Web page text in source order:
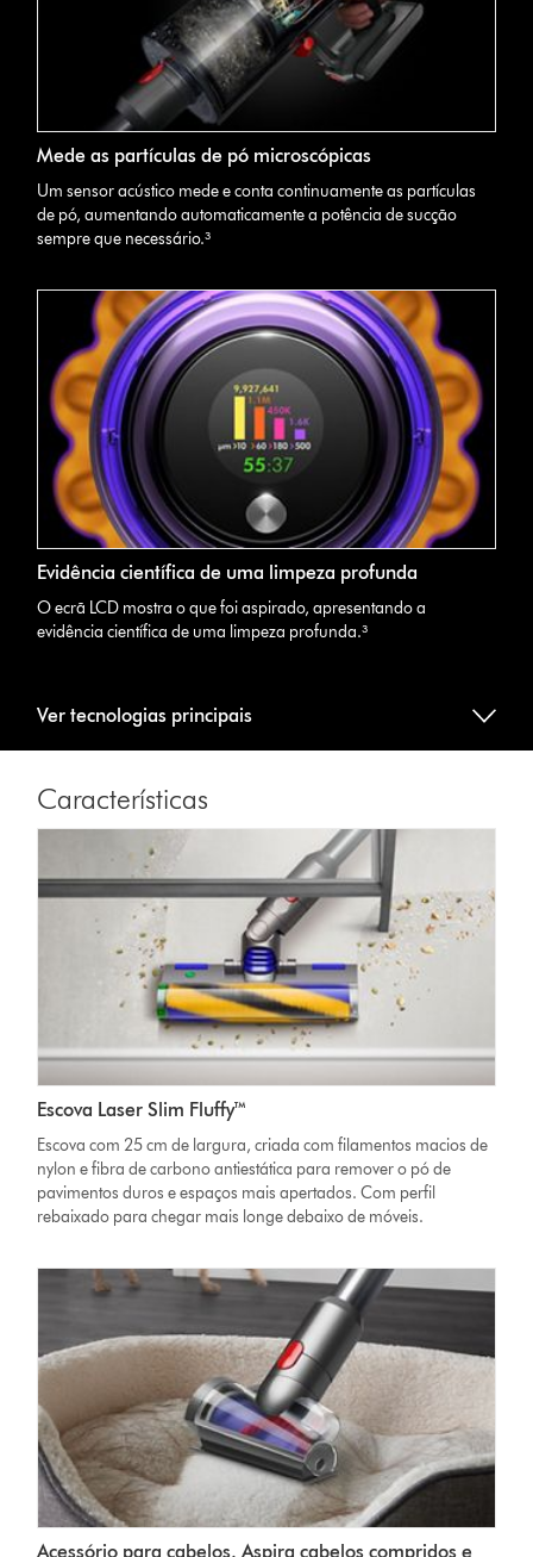
Mede as partículas de pó microscópicas
Um sensor acústico mede e conta continuamente as partículas
de pó, aumentando automaticamente a potência de sucção
sempre que necessário.³
Evidência científica de uma limpeza profunda
O ecrã LCD mostra o que foi aspirado, apresentando a
evidência científica de uma limpeza profunda.³
Ver tecnologias principais
Características
Escova Laser Slim Fluffy™
Escova com 25 cm de largura, criada com filamentos macios de
nylon e fibra de carbono antiestática para remover o pó de
pavimentos duros e espaços mais apertados. Com perfil
rebaixado para chegar mais longe debaixo de móveis.
Acessório para cabelos. Aspira cabelos compridos e